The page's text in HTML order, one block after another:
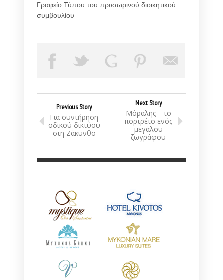
Γραφείο Τύπου του προσωρινού διοικητικού
συμβουλίου
Previous Story
Για συντήρηση
οδικού δικτύου
στη Ζάκυνθο
Next Story
Μόραλης – το
πορτρέτο ενός
μεγάλου
ζωγράφου